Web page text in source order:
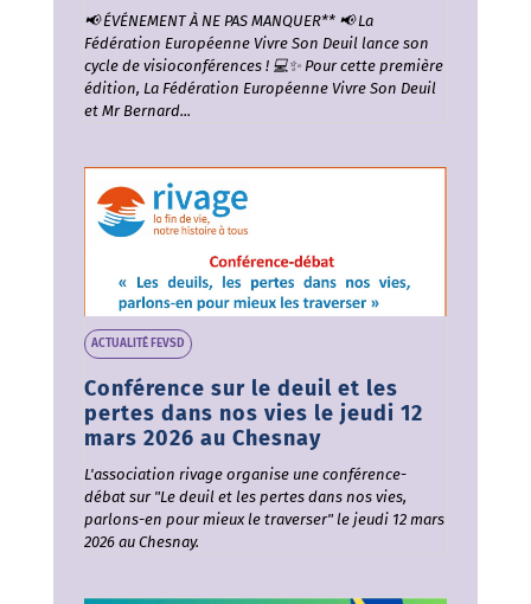
📢 ÉVÉNEMENT À NE PAS MANQUER** 📢 La
Fédération Européenne Vivre Son Deuil lance son
cycle de visioconférences ! 💻✨ Pour cette première
édition, La Fédération Européenne Vivre Son Deuil
et Mr Bernard...
Conférence sur le deuil et les
pertes dans nos vies le jeudi 12
mars 2026 au Chesnay
ACTUALITÉ FEVSD
L'association rivage organise une conférence-
débat sur "Le deuil et les pertes dans nos vies,
parlons-en pour mieux le traverser" le jeudi 12 mars
2026 au Chesnay.